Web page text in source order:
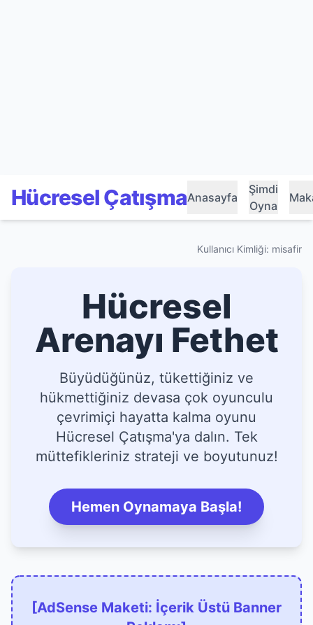
Hücresel ÇatışmaAnasayfa
Şimdi
Oyna
Kullanıcı Kimliği: misafir
Hücresel
Arenayı Fethet
Büyüdüğünüz, tükettiğiniz ve
hükmettiğiniz devasa çok oyunculu
çevrimiçi hayatta kalma oyunu
Hücresel Çatışma'ya dalın. Tek
müttefikleriniz strateji ve boyutunuz!
Hemen Oynamaya Başla!
[AdSense Maketi: İçerik Üstü Banner